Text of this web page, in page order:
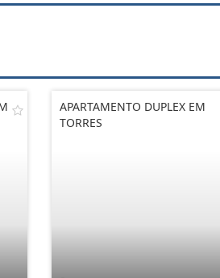
APARTAMENTO DUPLEX EM
TORRES